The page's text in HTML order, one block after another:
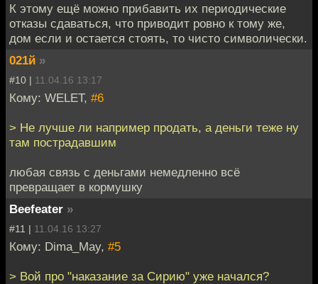
К этому ещё можно прибавить их периодические
отказы сдаваться, что приводит ровно к тому же,
дом если и остается стоять, то чисто символически.
021й »
#10 | 11.04.16 13:17
Кому: WELET, #6
> Не лучше ли например продать, а деньги теже ну
там пострадавшим
любая связь с деньгами немедленно всё
превращает в кормушку
Beefeater »
#11 | 11.04.16 13:27
Кому: Dima_May, #5
> Вой про "наказание за Сирию" уже начался?